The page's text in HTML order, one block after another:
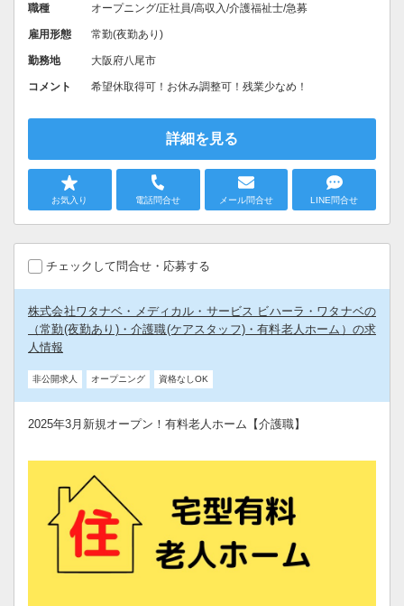
職種 オープニング/正社員/高収入/介護福祉士/急募
雇用形態 常勤(夜勤あり)
勤務地 大阪府八尾市
コメント 希望休取得可！お休み調整可！残業少なめ！
詳細を見る
お気入り 電話問合せ メール問合せ LINE問合せ
チェックして問合せ・応募する
株式会社ワタナベ・メディカル・サービス ビハーラ・ワタナベの
（常勤(夜勤あり)・介護職(ケアスタッフ)・有料老人ホーム）の求
人情報
非公開求人 オープニング 資格なしOK
2025年3月新規オープン！有料老人ホーム【介護職】